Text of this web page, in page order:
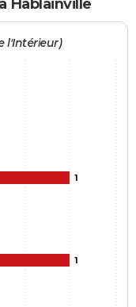
Hablainville
l'Intérieur)
1
1